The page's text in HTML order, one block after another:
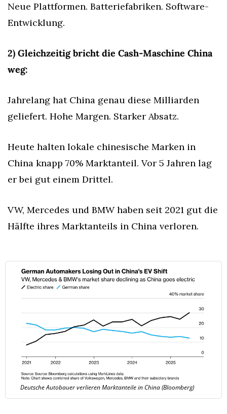
Neue Plattformen. Batteriefabriken. Software-
Entwicklung.
2) Gleichzeitig bricht die Cash-Maschine China
weg:
Jahrelang hat China genau diese Milliarden
geliefert. Hohe Margen. Starker Absatz.
Heute halten lokale chinesische Marken in
China knapp 70% Marktanteil. Vor 5 Jahren lag
er bei gut einem Drittel.
VW, Mercedes und BMW haben seit 2021 gut die
Hälfte ihres Marktanteils in China verloren.
Deutsche Autobauer verlieren Marktanteile in China (Bloomberg)